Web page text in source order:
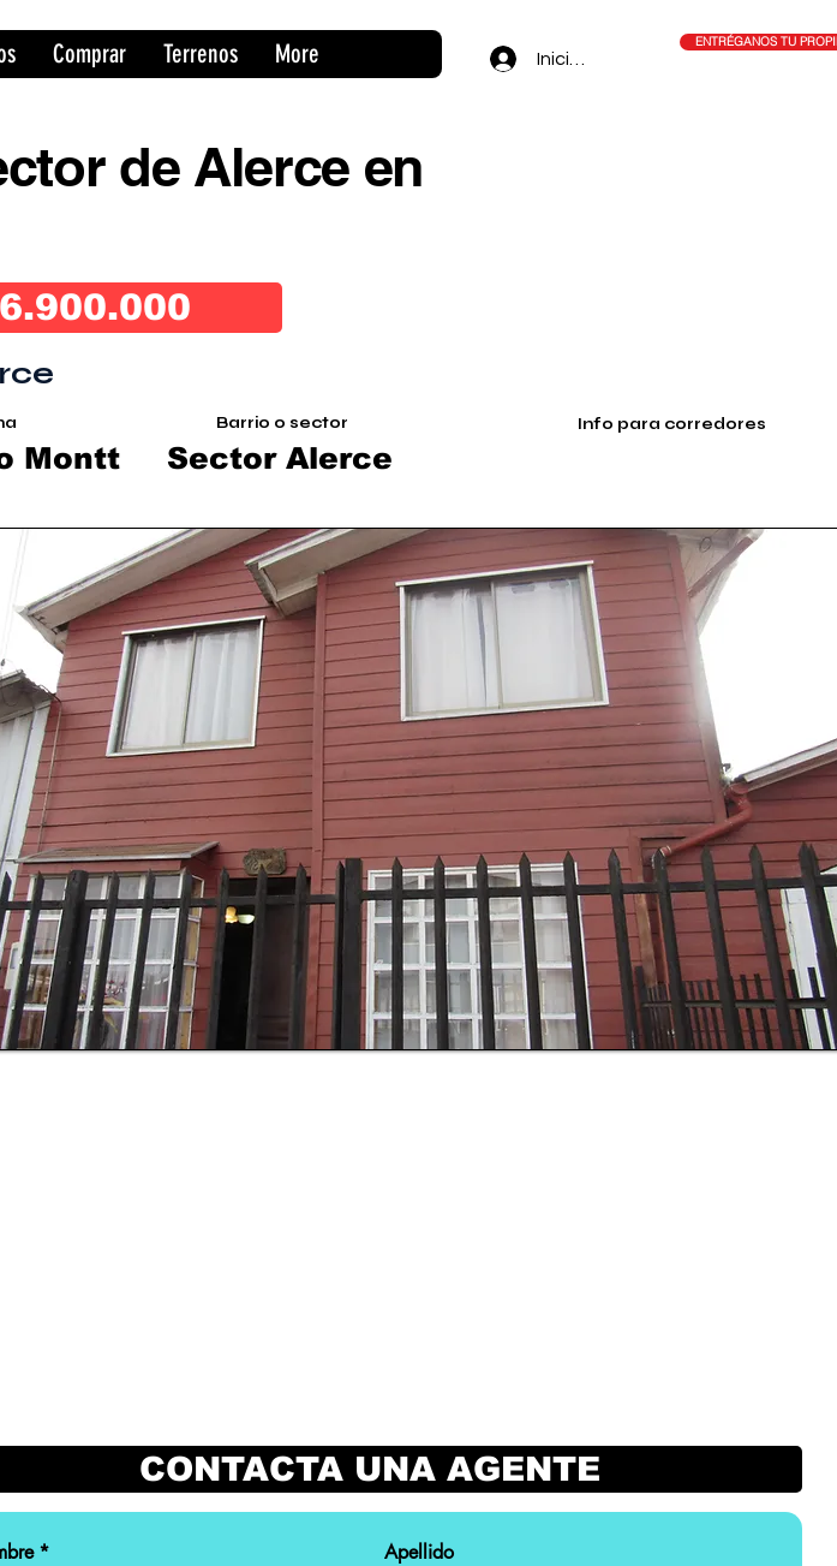
Comprar Terrenos More Iniciar sesión
ENTRÉGANOS TU
de Alerce en
Montt
Barrio o sector
Sector Alerce
Info para corredores
CONTACTA UNA AGENTE
* Apellido